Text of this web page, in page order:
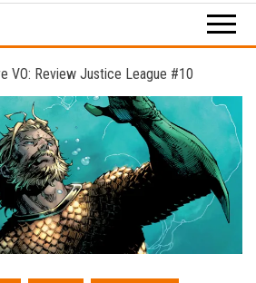
VO: Review Justice League #10